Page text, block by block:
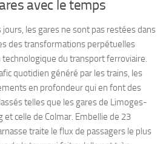
avec le temps
les gares ne sont pas restées dans
des transformations perpétuelles
technologique du transport ferroviaire.
quotidien généré par les trains, les
en profondeur qui en font des
telles que les gares de Limoges-
et celle de Colmar. Embellie de 23
traite le flux de passagers le plus